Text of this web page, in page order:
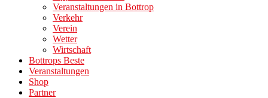
Veranstaltungen in Bottrop
Verkehr
Verein
Wetter
Wirtschaft
Bottrops Beste
Veranstaltungen
Shop
Partner